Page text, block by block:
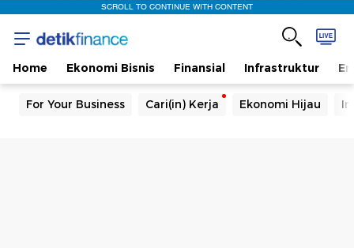
SCROLL TO CONTINUE WITH CONTENT
Home Ekonomi Bisnis Finansial Infrastruktur
For Your Business Cari(in) Kerja Ekonomi Hijau